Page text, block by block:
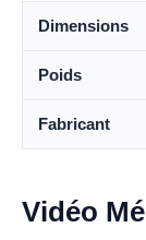
Dimensions
Poids
Fabricant
Vidéo